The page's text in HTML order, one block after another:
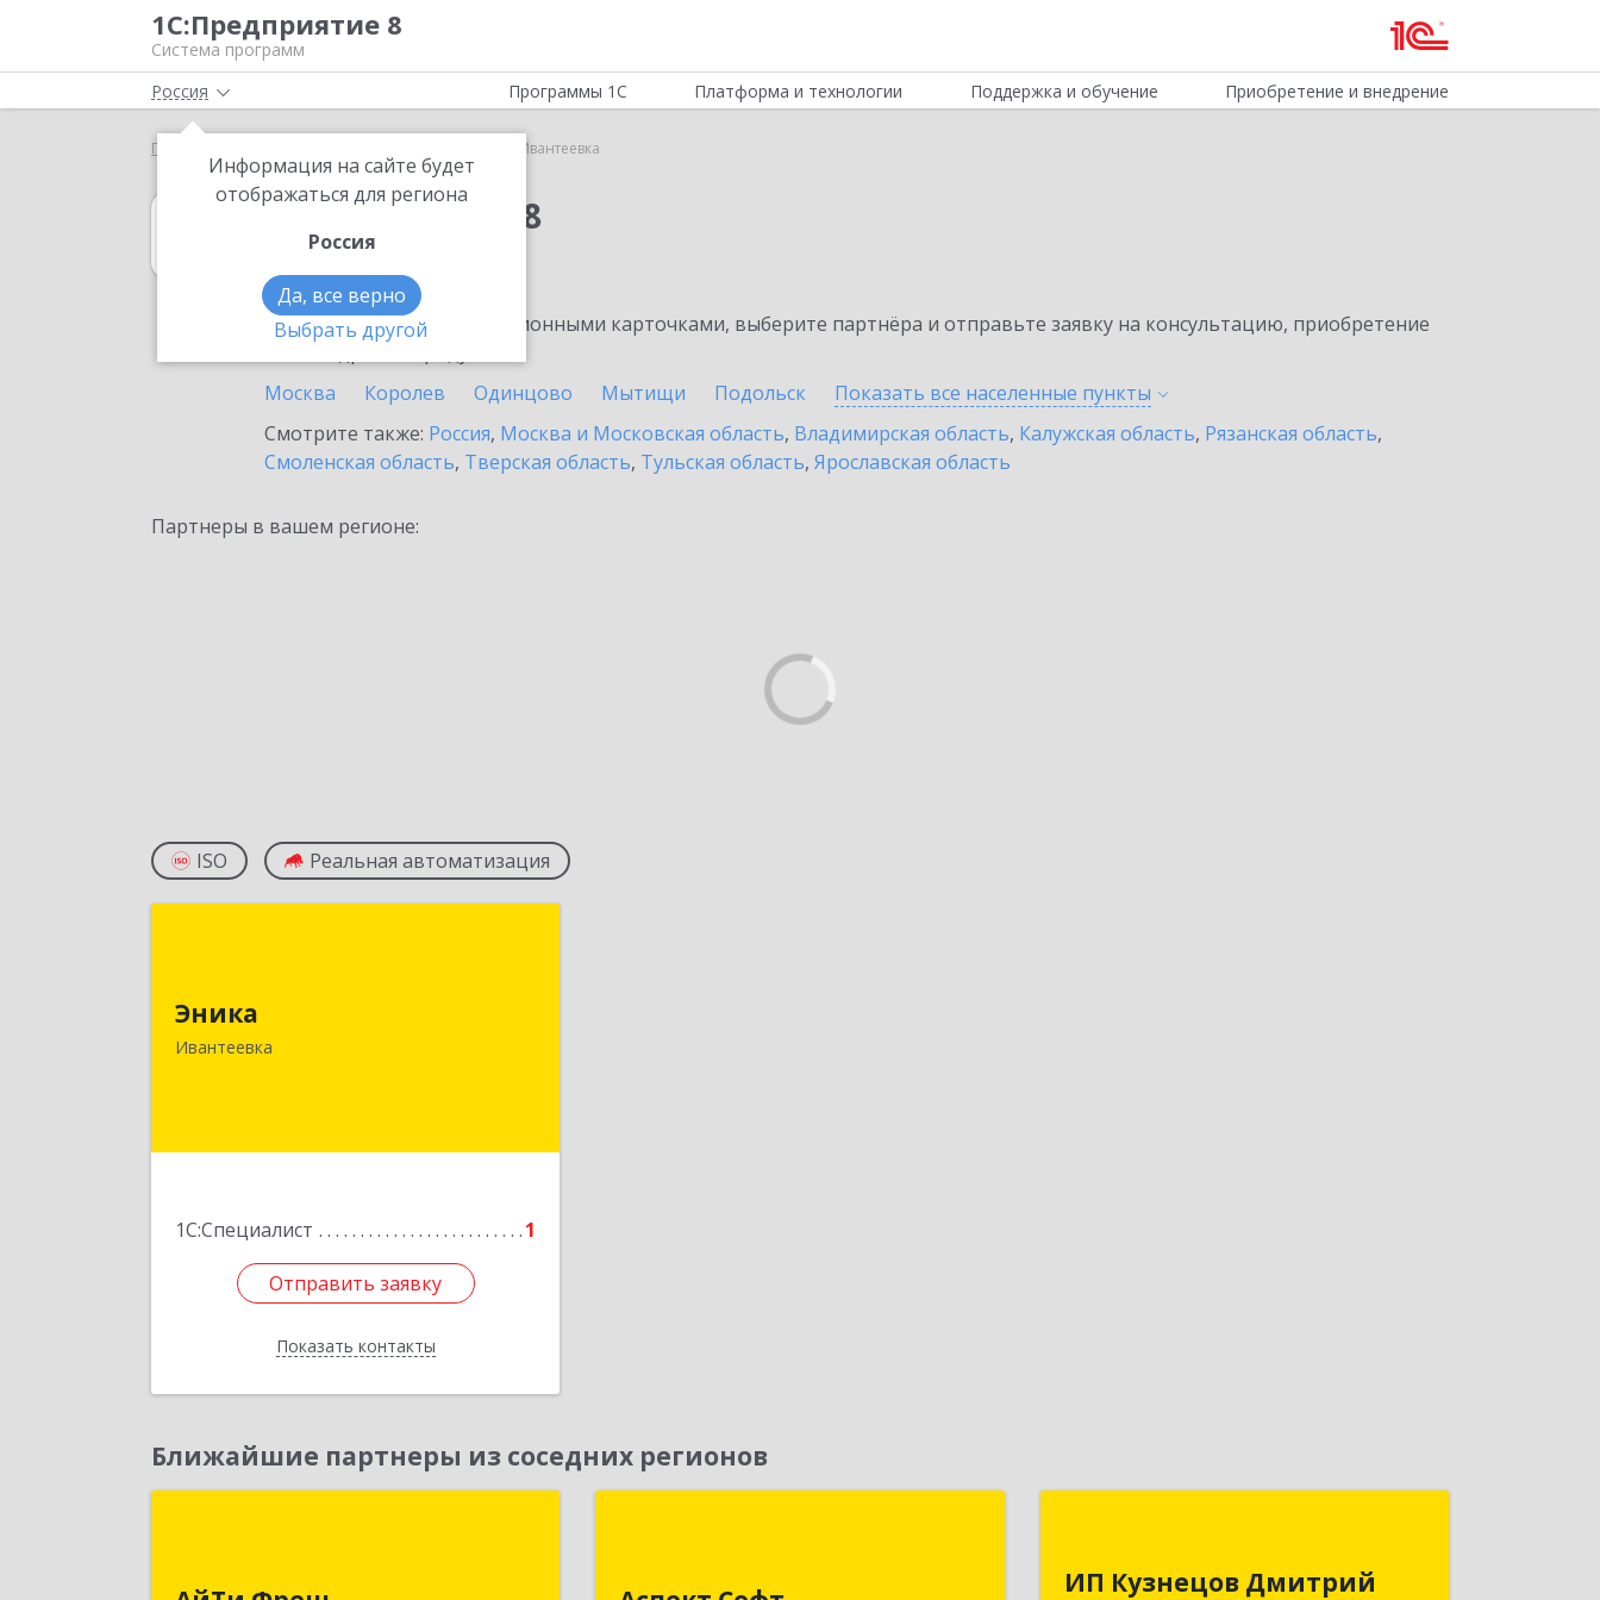
1С:Предприятие 8
Система программ
Россия
Информация на сайте будет
отображаться для региона
Россия
Да, все верно
Выбрать другой
Программы 1С Платформа и технологии Поддержка и обучение Приобретение и внедрение
Главная Ивантеевка
1С:Упрощенка 8
в Ивантеевке
Ознакомьтесь с информационными карточками, выберите партнёра и отправьте заявку на консультацию, приобретение
Москва
Королев Одинцово Мытищи Подольск Показать все населенные пункты
Смотрите также: Россия, Москва и Московская область, Владимирская область, Калужская область, Рязанская область,
Смоленская область, Тверская область, Тульская область, Ярославская область
Партнеры в вашем регионе:
ISO Реальная автоматизация
Эника
Ивантеевка
1С:Специалист 1
Отправить заявку
Показать контакты
Заводская ул, дом № 12, кв.1
Отправить заявку
Назад
Ближайшие партнеры из соседних регионов
141100, Московская обл, Щелково г,
141205, Московская обл, Пушкинский
ИП Кузнецов Дмитрий
Леонидович